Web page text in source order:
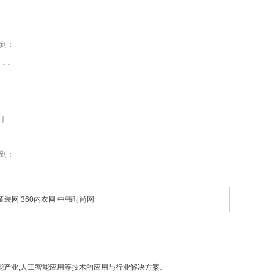
：
：
装网 360内衣网 中韩时尚网
业,人工智能应用等技术的应用与行业解决方案。